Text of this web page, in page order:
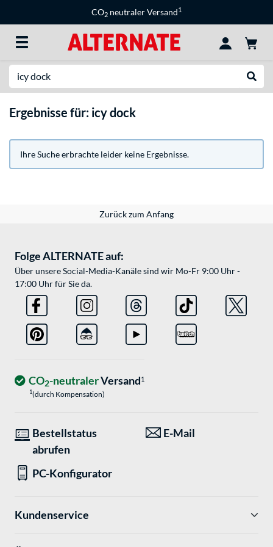
CO2 neutraler Versand1
Ergebnisse für: icy dock
Ihre Suche erbrachte leider keine Ergebnisse.
Zurück zum Anfang
Folge ALTERNATE auf:
Über unsere Social-Media-Kanäle sind wir Mo-Fr 9:00 Uhr -
17:00 Uhr für Sie da.
CO2-neutralerVersand1
1(durch Kompensation)
Bestellstatus
abrufen
E-Mail
PC-Konfigurator
Kundenservice